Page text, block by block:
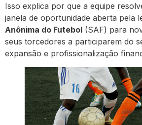
Isso explica por que a equipe
janela de oportunidade aberta pela
Anônima do Futebol (SAF) para
seus torcedores a participarem do
expansão e profissionalização